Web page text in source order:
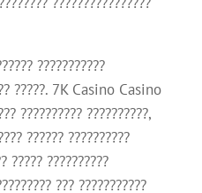
???????????
?????. 7K Casino Casino
?????????? ??????????,
?????? ??????????
????? ??????????
??? ???????????